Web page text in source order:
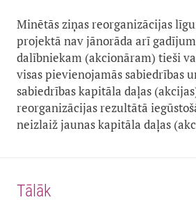
Minētās ziņas reorganizācijas
projektā nav jānorāda arī
dalībniekam (akcionāram) tieši
visas pievienojamās sabiedrības
sabiedrības kapitāla daļas
reorganizācijas rezultātā
neizlaiž jaunas kapitāla daļas
Tālāk